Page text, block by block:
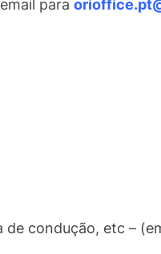
para
condução, etc –